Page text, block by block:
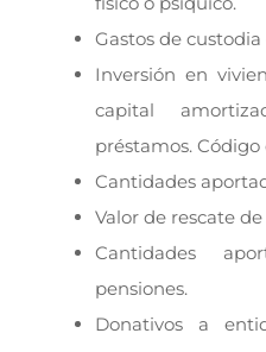
Gastos de
Inversión en
capital
préstamos.
Cantidades
Valor de rescate
Cantidades
pensiones.
Donativos a